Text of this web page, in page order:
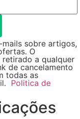
sobre artigos,
O
a qualquer
de cancelamento
todas as
Politica de